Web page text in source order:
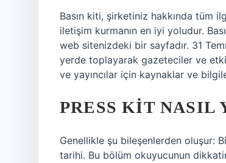
Basın kiti, şirketiniz hakkında
iletişim kurmanın en iyi yoludur.
web sitenizdeki bir sayfadır. 31
yerde toplayarak gazeteciler ve
ve yayıncılar için kaynaklar ve
PRESS KIT NASIL
Genellikle şu bileşenlerden oluşur:
tarihi. Bu bölüm okuyucunun